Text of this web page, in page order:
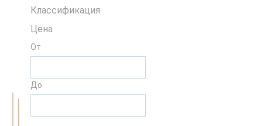
Классификация
Цена
От
До